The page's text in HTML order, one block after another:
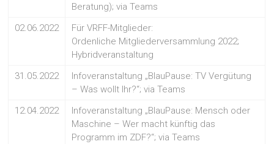
Beratung); via Teams
02.06.2022
Für VRFF-Mitglieder:
Ordenliche Mitgliederversammlung 2022;
Hybridveranstaltung
31.05.2022
Infoveranstaltung „BlauPause: TV Vergütung
– Was wollt Ihr?“; via Teams
12.04.2022
Infoveranstaltung „BlauPause: Mensch oder
Maschine – Wer macht künftig das
Programm im ZDF?“; via Teams